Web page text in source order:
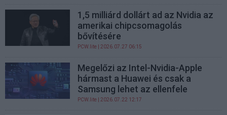
1,5 milliárd dollárt ad az Nvidia az
amerikai chipcsomagolás
bővítésére
PCW.lite | 2026.07.27 06:15
Megelőzi az Intel-Nvidia-Apple
hármast a Huawei és csak a
Samsung lehet az ellenfele
PCW.lite | 2026.07.22 12:17